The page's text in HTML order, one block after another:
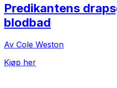
Predikantens
blodbad
Av Cole Weston
Kjøp her